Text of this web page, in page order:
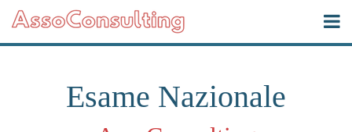
Esame Nazionale